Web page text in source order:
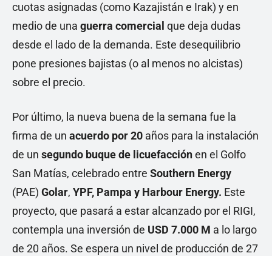
cuotas asignadas (como Kazajistán e Irak) y en
medio de una guerra comercial que deja dudas
desde el lado de la demanda. Este desequilibrio
pone presiones bajistas (o al menos no alcistas)
sobre el precio.
Por último, la nueva buena de la semana fue la
firma de un acuerdo por 20 años para la instalación
de un segundo buque de licuefacciónen el Golfo
San Matías, celebrado entre Southern Energy
(PAE) Golar, YPF, Pampa y Harbour Energy. Este
proyecto, que pasará a estar alcanzado por el RIGI,
contempla una inversión de USD 7.000 M a lo largo
de 20 años. Se espera un nivel de producción de 27